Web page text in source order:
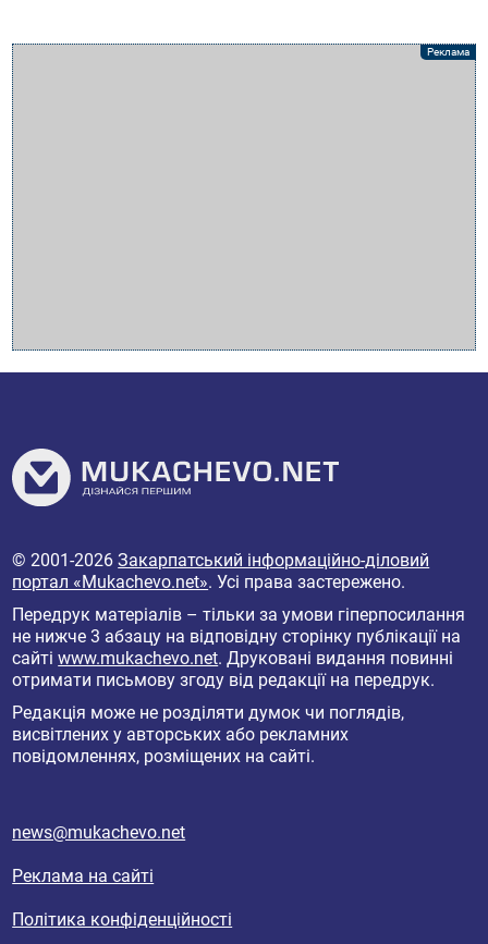
© 2001-2026Закарпатський інформаційно-діловий
портал «Mukachevo.net». Усі права застережено.
Передрук матеріалів – тільки за умови гіперпосилання
не нижче 3 абзацу на відповідну сторінку публікації на
сайтіwww.mukachevo.net. Друковані видання повинні
отримати письмову згоду від редакції на передрук.
Редакція може не розділяти думок чи поглядів,
висвітлених у авторських або рекламних
повідомленнях, розміщених на сайті.
news@mukachevo.net
Реклама на сайті
Політика конфіденційності